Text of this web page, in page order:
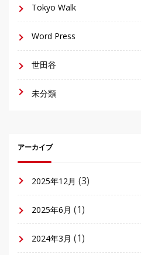
Tokyo Walk
Word Press
世田谷
未分類
アーカイブ
2025年12月 (3)
2025年6月 (1)
2024年3月 (1)